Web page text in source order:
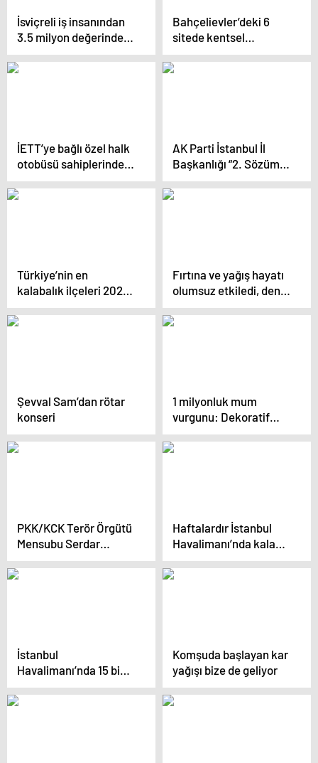
İsviçreli iş insanından
3.5 milyon değerinde
ziynet eşyası çaldı:
Kıskıvrak yakalandı!
Bahçelievler’deki 6
sitede kentsel
dönüşüm için ilk kepçe
vuruldu
İETT’ye bağlı özel halk
otobüsü sahiplerinden
İBB önünde eylem
AK Parti İstanbul İl
Başkanlığı “2. Sözüm
Mecliste” programı
düzenledi
Türkiye’nin en
kalabalık ilçeleri 2024
güncel listesi! En
kalabalık ilçe hangisi?
Fırtına ve yağış hayatı
olumsuz etkiledi, deniz
seferleri iptal edildi
Şevval Sam’dan rötar
konseri
1 milyonluk mum
vurgunu: Dekoratif
mumları aldı sahte
kodla dolandırdı
PKK/KCK Terör Örgütü
Mensubu Serdar
Tunagür Yakalandı
Haftalardır İstanbul
Havalimanı’nda kalan
yaşlı kadın yardım
bekliyor
İstanbul
Havalimanı’nda 15 bin
cep telefonu
operasyonu
Komşuda başlayan kar
yağışı bize de geliyor